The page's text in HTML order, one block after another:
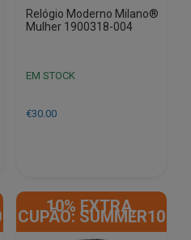
Relógio Moderno Milano®
Mulher 1900318-004
EM STOCK
€30.00
10% EXTRA,
CUPÃO: SUMMER10